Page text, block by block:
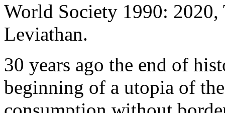
World Society 1990: 2020,
Leviathan.
30 years ago the end of
beginning of a utopia of